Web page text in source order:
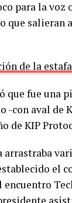
para la voz
salieran
de la
fue una
-con aval de
de KIP
el